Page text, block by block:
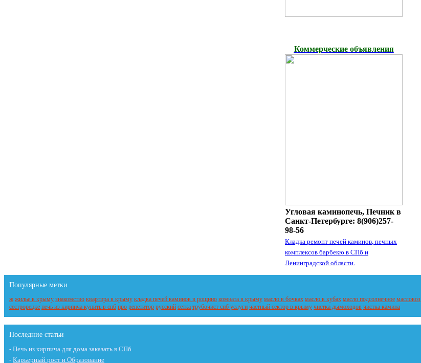
Коммерческие объявления
Угловая каминопечь, Печник в
Санкт-Петербурге: 8(906)257-
98-56
Кладка ремонт печей каминов, печных
комплексов барбекю в СПб и
Ленинградской области.
Популярные метки
ж жилье в крыму знакомство квартира в крыму кладка печей каминов в рощино комната в крыму масло в бочках масло в кубах масло подсолнечное масловоз
сестрорецке печь из кирпича купить в спб про репетитор русский сетка трубочист спб услуги частный сектор в крыму чистка дымоходов чистка камина
Последние статьи
- Печь из кирпича для дома заказать в СПб
- Карьерный рост и Образование